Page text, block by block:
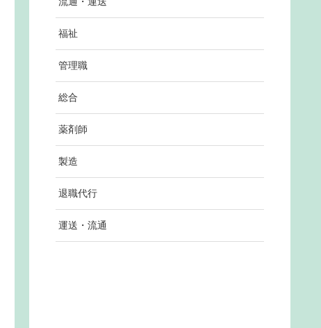
福祉
管理職
総合
薬剤師
製造
退職代行
運送・流通